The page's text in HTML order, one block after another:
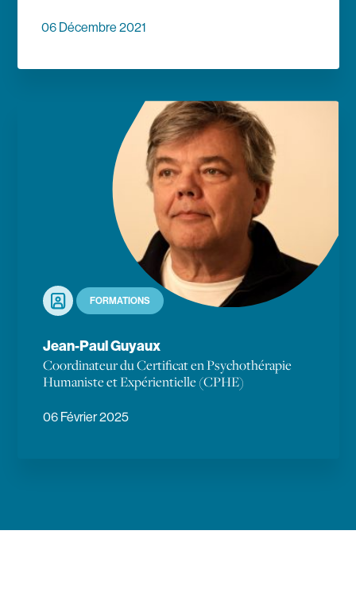
06 Décembre 2021
Jean-Paul Guyaux
Coordinateur du Certificat en Psychothérapie
Humaniste et Expérientielle (CPHE)
Portrait FORMATIONS
06 Février 2025